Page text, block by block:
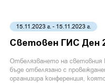
15.11.2023 г. - 15.11.2023 г.
Световен ГИС Ден
Отбелязването на
бъде отбелязано с
организира конференция,